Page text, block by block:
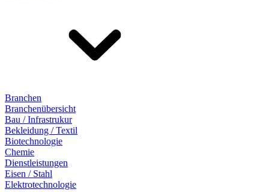
Branchen
Branchenübersicht
Bau / Infrastrukur
Bekleidung / Textil
Biotechnologie
Chemie
Dienstleistungen
Eisen / Stahl
Elektrotechnologie